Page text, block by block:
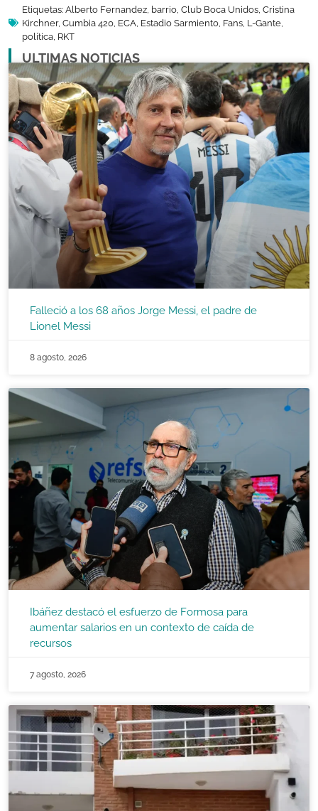
Etiquetas: Alberto Fernandez barrio Club Boca Unidos Cristina
Kirchner, Cumbia 420 ECA Estadio Sarmiento Fans L-Gante
política RKT
ULTIMAS NOTICIAS
Falleció a los 68 años Jorge Messi, el padre de
Lionel Messi
8 agosto, 2026
Ibáñez destacó el esfuerzo de Formosa para
aumentar salarios en un contexto de caída de
recursos
7 agosto, 2026